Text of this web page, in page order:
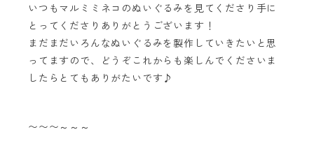
いつもマルミミネコのぬいぐるみを見てくださり手に
とってくださりありがとうございます！
まだまだいろんなぬいぐるみを製作していきたいと思
ってますので、どうぞこれからも楽しんでくださいま
したらとてもありがたいです♪
〜〜〜～～～